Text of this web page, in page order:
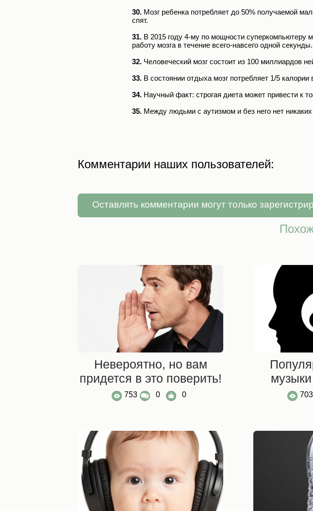
30. Мозг ребенка потребляет до 50% получаемой
спят.
31. В 2015 году 4-му по мощности суперкомпьютеру
работу мозга в течение всего-навсего одной секунды.
32. Человеческий мозг состоит из 100 миллиардов
33. В состоянии отдыха мозг потребляет 1/5 калории
34. Научный факт: строгая диета может привести к
35. Между людьми с аутизмом и без него нет никаких
Комментарии наших пользователей:
Оставлять комментарии могут только
Невероятно, но вам
придется в это поверить!
753 0 0 703